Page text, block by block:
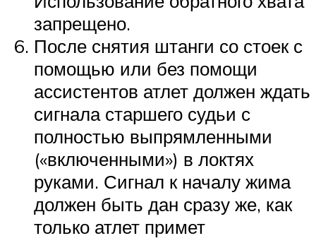
запрещено.
После снятия штанги со стоек с
помощью или без помощи
ассистентов атлет должен ждать
сигнала старшего судьи с
полностью выпрямленными
(«включенными») в локтях
руками. Сигнал к началу жима
должен быть дан сразу же, как
только атлет примет